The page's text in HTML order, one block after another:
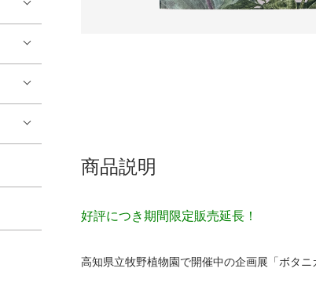
商品説明
好評につき期間限定販売延長！
高知県立牧野植物園で開催中の企画展「ボタ